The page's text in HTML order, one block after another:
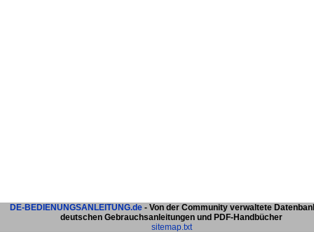
DE-BEDIENUNGSANLEITUNG.de - Von der Community verwaltete
deutschen Gebrauchsanleitungen und PDF-Handbücher
sitemap.txt